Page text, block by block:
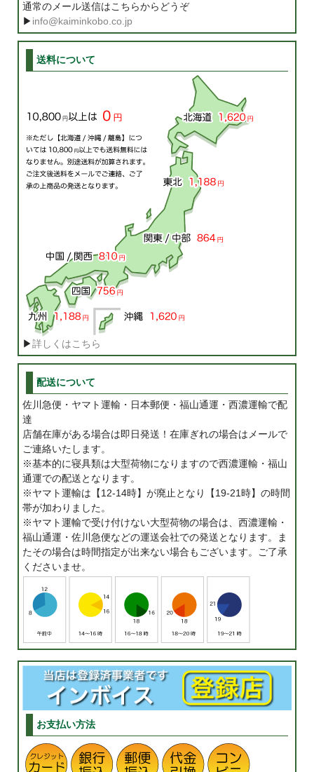
通常のメール送信はこちらからどうぞ
▶ info@kaiminkobo.co.jp
送料について
▶詳しくはこちら
配送について
佐川急便・ヤマト運輸・日本郵便・福山通運・西濃運輸で配
達
店舗在庫がある場合は即日発送！在庫ぎれの場合はメールで
ご連絡いたします。
※基本的に寝具類は大型荷物になりますので西濃運輸・福山
通運での配送となります。
※ヤマト運輸は【12-14時】が廃止となり【19-21時】の時間
帯が加わりました。
※ヤマト運輸で受け付けない大型荷物の場合は、西濃運輸・
福山通運・佐川急便などの運送会社での発送となります。ま
たその場合は時間指定が出来ない場合もございます。ご了承
くださいませ。
お支払い方法